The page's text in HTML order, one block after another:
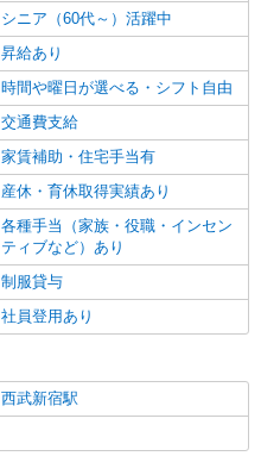
シニア（60代～）活躍中
昇給あり
時間や曜日が選べる・シフト自由
交通費支給
家賃補助・住宅手当有
産休・育休取得実績あり
各種手当（家族・役職・インセン
ティブなど）あり
制服貸与
社員登用あり
西武新宿駅